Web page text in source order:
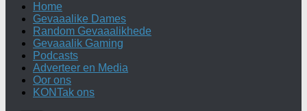
Home
Gevaaalike Dames
Random Gevaaalikhede
Gevaaalik Gaming
Podcasts
Adverteer en Media
Oor ons
KONTak ons